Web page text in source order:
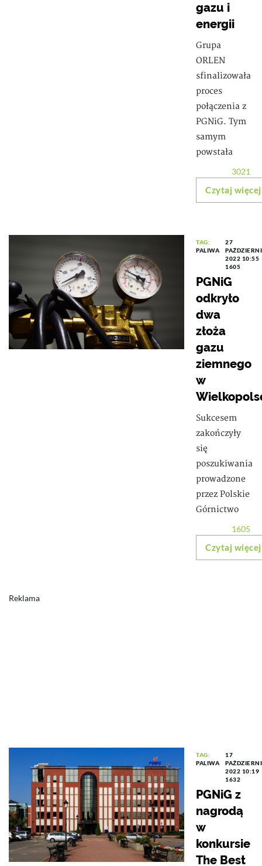
gazu i
energii
Grupa
ORLEN
sfinalizowała
proces
połączenia z
PGNiG. Tym
samym
powstała
3021
Czytaj więcej
TAG:
PALIWA
27
2022 10:55
1605
PGNiG
odkryło
dwa
złoża
gazu
ziemnego
w
Sukcesem
zakończyły
się
poszukiwania
prowadzone
przez Polskie
Górnictwo
1605
Czytaj więcej
Reklama
TAG:
PALIWA
17
2022 10:19
1632
PGNiG z
nagrodą
w
konkursie
The Best